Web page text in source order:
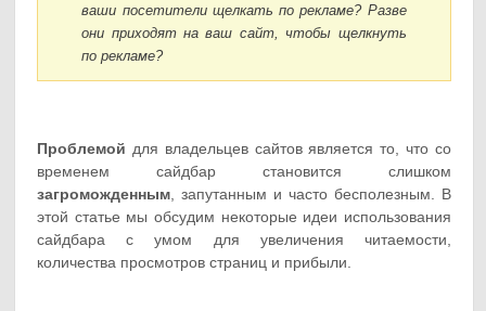
ваши посетители щелкать по рекламе? Разве
они приходят на ваш сайт, чтобы щелкнуть
по рекламе?
Проблемой для владельцев сайтов является то, что со
временем сайдбар становится слишком
загроможденным, запутанным и часто бесполезным. В
этой статье мы обсудим некоторые идеи использования
сайдбара с умом для увеличения читаемости,
количества просмотров страниц и прибыли.